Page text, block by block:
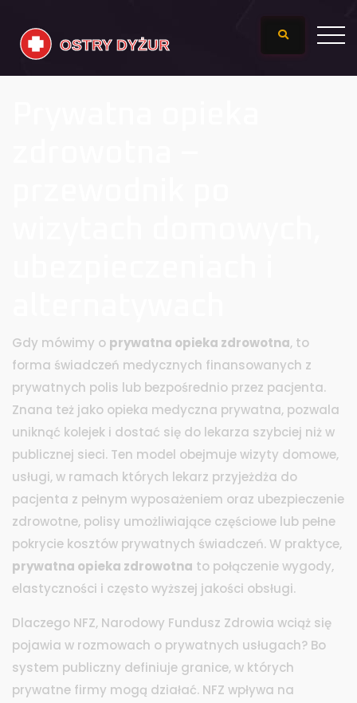
Gdy mówimy o prywatna opieka zdrowotna, to
forma świadczeń medycznych finansowanych z
prywatnych polis lub bezpośrednio przez pacjenta.
Znana też jako opieka medyczna prywatna, pozwala
uniknąć kolejek i dostać się do lekarza szybciej niż w
publicznej sieci. Ten model obejmujewizyty domowe,
usługi, w ramach których lekarz przyjeżdża do
pacjenta z pełnym wyposażeniem oraz ubezpieczenie
zdrowotne, polisy umożliwiające częściowe lub pełne
pokrycie kosztów prywatnych świadczeń. W praktyce,
prywatna opieka zdrowotna to połączenie wygody,
elastyczności i często wyższej jakości obsługi.
Dlaczego NFZ, Narodowy Fundusz Zdrowia wciąż się
pojawia w rozmowach o prywatnych usługach? Bo
system publiczny definiuje granice, w których
prywatne firmy mogą działać. NFZ wpływa na